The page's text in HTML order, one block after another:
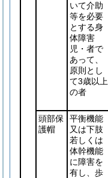
いて介助
等を必要
とする身
体障害
児・者で
あって、
原則とし
て3歳以上
の者
頭部保
護帽
平衡機能
又は下肢
若しくは
体幹機能
に障害を
有し、歩